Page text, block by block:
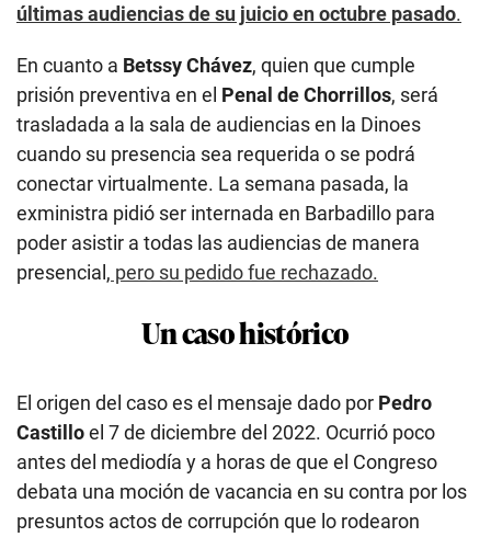
últimas audiencias de su juicio en octubre pasado.
En cuanto a Betssy Chávez, quien que cumple
prisión preventiva en el Penal de Chorrillos, será
trasladada a la sala de audiencias en la Dinoes
cuando su presencia sea requerida o se podrá
conectar virtualmente. La semana pasada, la
exministra pidió ser internada en Barbadillo para
poder asistir a todas las audiencias de manera
presencial, pero su pedido fue rechazado.
Un caso histórico
El origen del caso es el mensaje dado por Pedro
Castilloel 7 de diciembre del 2022. Ocurrió poco
antes del mediodía y a horas de que el Congreso
debata una moción de vacancia en su contra por los
presuntos actos de corrupción que lo rodearon